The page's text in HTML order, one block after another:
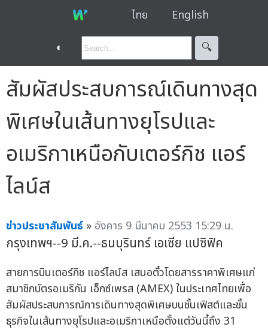
ไทย English
◐ 🔍︎
สัมผัสประสบการณ์เดินทางสุด
พิเศษในเส้นทางยุโรปและ
อเมริกาเหนือกับเตอร์กิช แอร์
ไลน์ส
ข่าวประชาสัมพันธ์ » อังคาร 9 มีนาคม 2553 15:29 น.
กรุงเทพฯ--9 มี.ค.--ธนบุรินทร์ เอเซีย แปซิฟิค
สายการบินเตอร์กิช แอร์ไลน์ส เสนอตั๋วโดยสารราคาพิเศษแก่
สมาชิกบัตรอเมริกัน เอ็กซ์เพรส (AMEX) ในประเทศไทยเพื่อ
สัมผัสประสบการณ์การเดินทางสุดพิเศษบนชั้นเฟิสต์และชั้น
ธุรกิจในเส้นทางยุโรปและอเมริกาเหนือตั้งแต่วันนี้ถึง 31